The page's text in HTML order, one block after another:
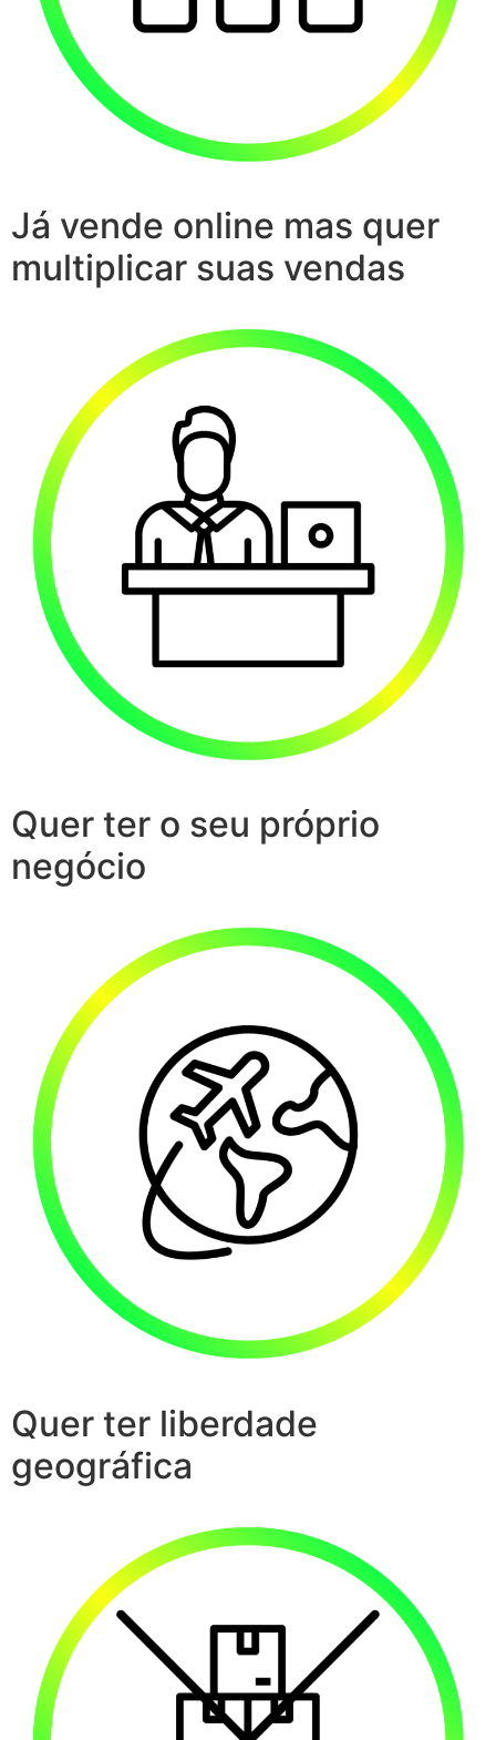
Já vende online mas quer
multiplicar suas vendas
Quer ter o seu próprio
negócio
Quer ter liberdade
geográfica